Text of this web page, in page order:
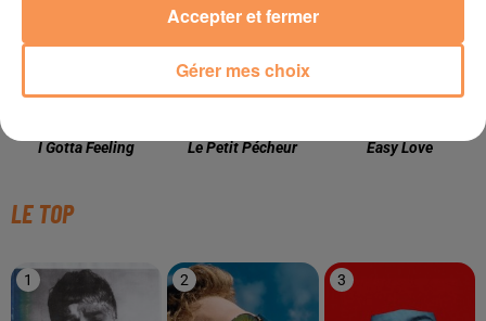
I Gotta Feeling Le Petit Pécheur Easy Love
LE TOP
1 2 3
Gérer mes choix
Accepter et fermer